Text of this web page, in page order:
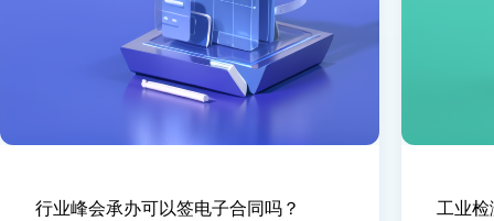
行业峰会承办可以签电子合同吗？
工业